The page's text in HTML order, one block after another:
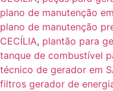
plano de manutenção
plano de manutenção
CECÍLIA, plantão para
tanque de combustível
técnico de gerador em
filtros gerador de